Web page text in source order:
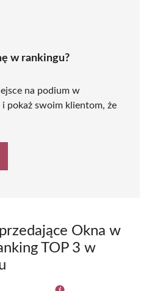
w rankingu?
na podium w
pokaż swoim klientom, że
Okna w
TOP 3 w